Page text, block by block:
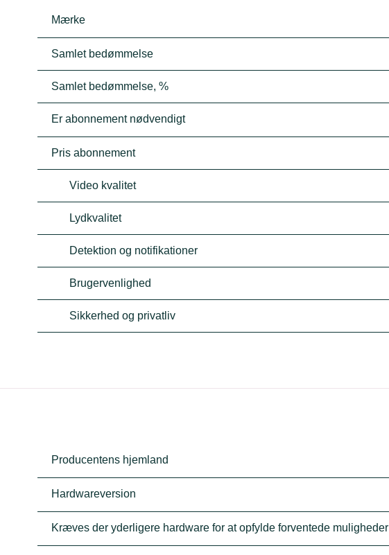
Mærke
Samlet bedømmelse
Samlet bedømmelse, %
Er abonnement nødvendigt
Pris abonnement
Video kvalitet
Lydkvalitet
Detektion og notifikationer
Brugervenlighed
Sikkerhed og privatliv
Producentens hjemland
Hardwareversion
Kræves der yderligere hardware for at opfylde forventede muligheder